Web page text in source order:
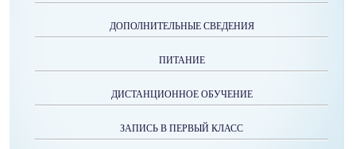
ДОПОЛНИТЕЛЬНЫЕ СВЕДЕНИЯ
ПИТАНИЕ
ДИСТАНЦИОННОЕ ОБУЧЕНИЕ
ЗАПИСЬ В ПЕРВЫЙ КЛАСС